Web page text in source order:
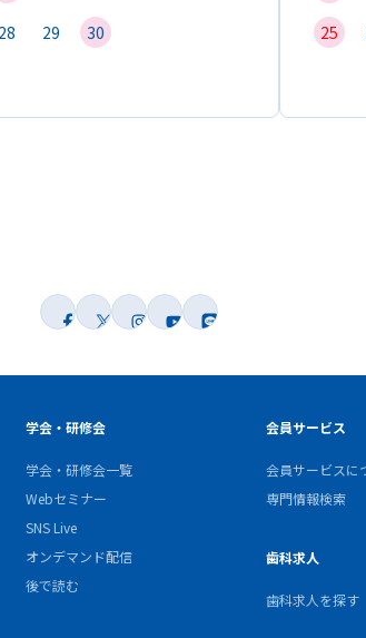
28 29 30
25
学会・研修会
学会・研修会一覧
Webセミナー
SNS Live
オンデマンド配信
後で読む
会員サービス
会員サービスに
専門情報検索
歯科求人
歯科求人を探す